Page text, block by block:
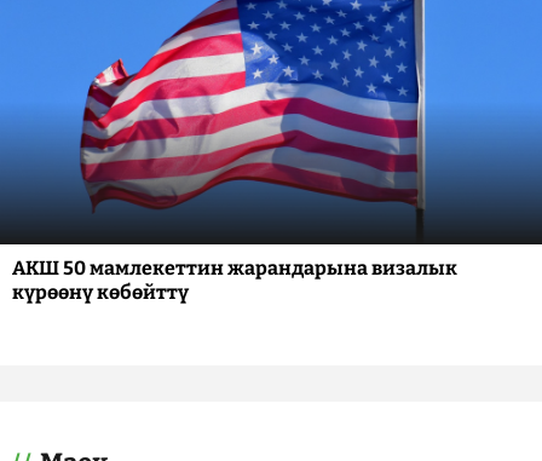
АКШ 50 мамлекеттин жарандарына визалык
күрөөнү көбөйттү